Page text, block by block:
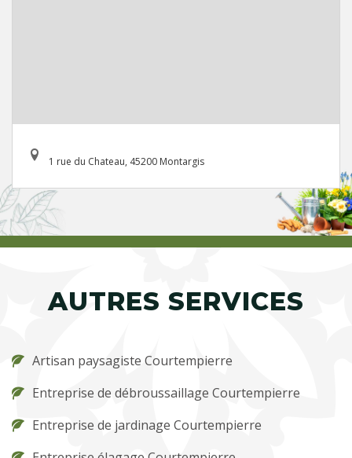
1 rue du Chateau, 45200 Montargis
AUTRES SERVICES
Artisan paysagiste Courtempierre
Entreprise de débroussaillage Courtempierre
Entreprise de jardinage Courtempierre